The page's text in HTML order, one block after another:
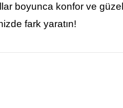
boyunca konfor ve
fark yaratın!